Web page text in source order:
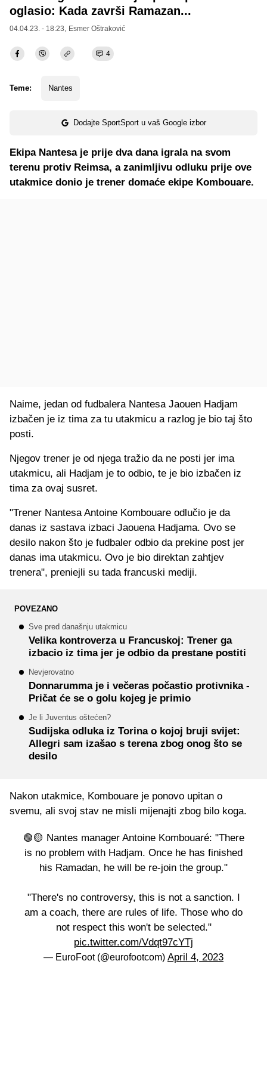
oglasio: Kada završi Ramazan...
04.04.23. - 18:23, Esmer Oštraković
4
Teme: Nantes
Dodajte SportSport u vaš Google izbor
Ekipa Nantesa je prije dva dana igrala na svom
terenu protiv Reimsa, a zanimljivu odluku prije ove
utakmice donio je trener domaće ekipe Kombouare.
Naime, jedan od fudbalera Nantesa Jaouen Hadjam
izbačen je iz tima za tu utakmicu a razlog je bio taj što
posti.
Njegov trener je od njega tražio da ne posti jer ima
utakmicu, ali Hadjam je to odbio, te je bio izbačen iz
tima za ovaj susret.
"Trener Nantesa Antoine Kombouare odlučio je da
danas iz sastava izbaci Jaouena Hadjama. Ovo se
desilo nakon što je fudbaler odbio da prekine post jer
danas ima utakmicu. Ovo je bio direktan zahtjev
trenera", preniejli su tada francuski mediji.
POVEZANO
Sve pred današnju utakmicu
Velika kontroverza u Francuskoj: Trener ga
izbacio iz tima jer je odbio da prestane postiti
Nevjerovatno
Donnarumma je i večeras počastio protivnika -
Pričat će se o golu kojeg je primio
Je li Juventus oštećen?
Sudijska odluka iz Torina o kojoj bruji svijet:
Allegri sam izašao s terena zbog onog što se
desilo
Nakon utakmice, Kombouare je ponovo upitan o
svemu, ali svoj stav ne misli mijenajti zbog bilo koga.
🟢🟡 Nantes manager Antoine Kombouaré: "There
is no problem with Hadjam. Once he has finished
his Ramadan, he will be re-join the group."
"There's no controversy, this is not a sanction. I
am a coach, there are rules of life. Those who do
not respect this won't be selected."
pic.twitter.com/Vdqt97cYTj
— EuroFoot (@eurofootcom) April 4, 2023